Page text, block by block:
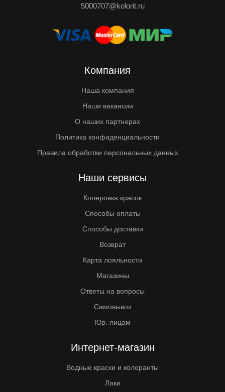
5000707@kolorit.ru
Компания
Наша компания
Наши вакансии
О наших партнерах
Политика конфиденциальности
Правила обработки персональных данных
Наши сервисы
Колеровка красок
Способы оплаты
Способы доставки
Возврат
Карта лояльности
Магазины
Ответы на вопросы
Самовывоз
Юр. лицам
Интернет-магазин
Водные краски и колоранты
Лаки